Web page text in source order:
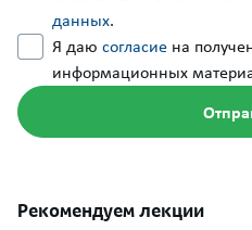
данных.
Я даю согласие на
информационных
Рекомендуем лекции